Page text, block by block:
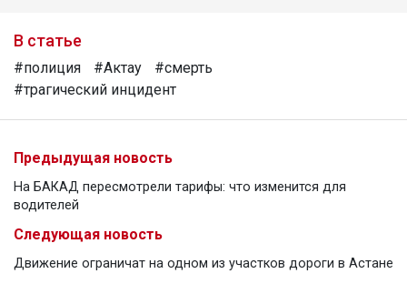
В статье
#полиция #Актау
#смерть
#трагический инцидент
Предыдущая новость
На БАКАД пересмотрели тарифы: что изменится для
водителей
Следующая новость
Движение ограничат на одном из участков дороги в Астане